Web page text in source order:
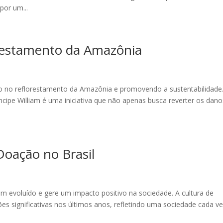
um...
da Amazônia
no reflorestamento da Amazônia e promovendo a
William é uma iniciativa que não apenas busca reverter os
no Brasil
evoluído e gere um impacto positivo na sociedade. A cultura de
significativas nos últimos anos, refletindo uma sociedade cada